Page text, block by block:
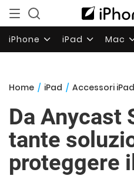
iPhone iPad Mac
Home / iPad / Accessori iPad
Da Anycast
tante
proteggere